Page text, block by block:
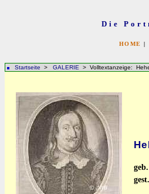
Die
HOME |
Startseite > GALERIE > Volltextanzeige:
geb.
gest.